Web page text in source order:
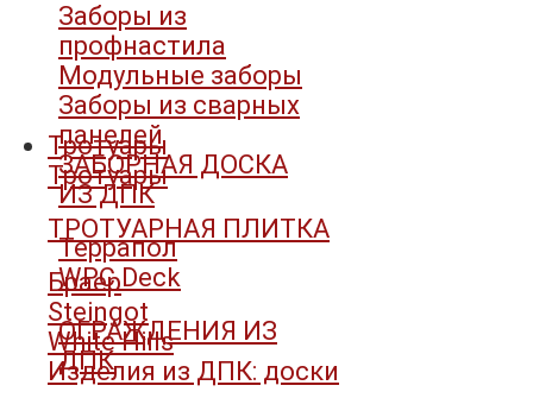
Заборы из
профнастила
Модульные заборы
Заборы из сварных
панелей
ЗАБОРНАЯ ДОСКА
ИЗ ДПК
Террапол
WPC Deck
ОГРАЖДЕНИЯ ИЗ
ДПК
Тротуары
Тротуары
ТРОТУАРНАЯ ПЛИТКА
Браер
Steingot
White Hills
Изделия из ДПК: доски